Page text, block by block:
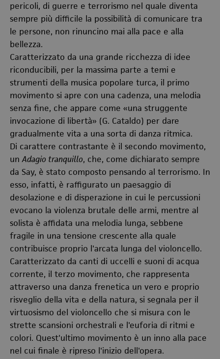
pericoli, di guerre e terrorismo nel quale diventa
sempre più difficile la possibilità di comunicare tra
le persone, non rinuncino mai alla pace e alla
bellezza.
Caratterizzato da una grande ricchezza di idee
riconducibili, per la massima parte a temi e
strumenti della musica popolare turca, il primo
movimento si apre con una cadenza, una melodia
senza fine, che appare come «una struggente
invocazione di libertà» (G. Cataldo) per dare
gradualmente vita a una sorta di danza ritmica.
Di carattere contrastante è il secondo movimento,
unAdagio tranquillo, che, come dichiarato sempre
da Say, è stato composto pensando al terrorismo. In
esso, infatti, è raffigurato un paesaggio di
desolazione e di disperazione in cui le percussioni
evocano la violenza brutale delle armi, mentre al
solista è affidata una melodia lunga, sebbene
fragile in una tensione crescente alla quale
contribuisce proprio l'arcata lunga del violoncello.
Caratterizzato da canti di uccelli e suoni di acqua
corrente, il terzo movimento, che rappresenta
attraverso una danza frenetica un vero e proprio
risveglio della vita e della natura, si segnala per il
virtuosismo del violoncello che si misura con le
strette scansioni orchestrali e l'euforia di ritmi e
colori. Quest'ultimo movimento è un inno alla pace
nel cui finale è ripreso l'inizio dell'opera.